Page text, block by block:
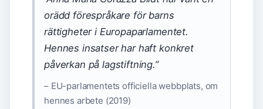
orädd förespråkare för barns
rättigheter i Europaparlamentet.
Hennes insatser har haft konkret
påverkan på lagstiftning.”
– EU-parlamentets officiella webbplats, om
hennes arbete (2019)